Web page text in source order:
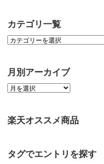
カテゴリ一覧
月別アーカイブ
楽天オススメ商品
タグでエントリを探す